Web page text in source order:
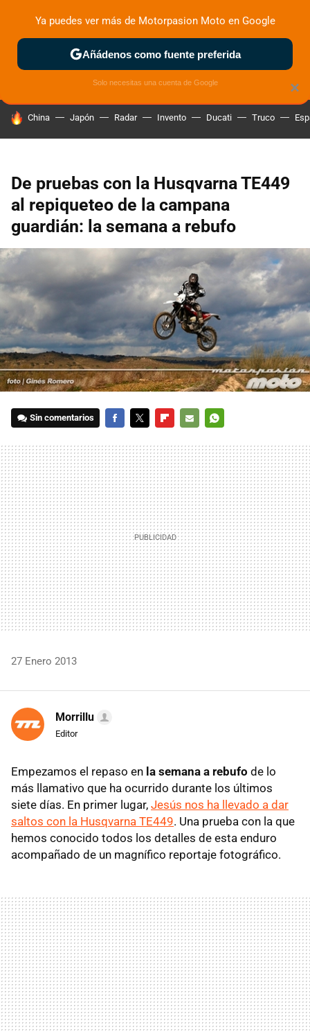
ZONA DE PRUEBAS DEPORTIVAS MOTOS ELÉCTRICAS
HOY SE HABLA DE
China Japón Radar Invento Ducati Truco
De pruebas con la Husqvarna TE449
al repiqueteo de la campana
guardián: la semana a rebufo
Sin comentarios
MAIL
27 Enero 2013
Morrillu
Editor
Empezamos el repaso en la semana a rebufo de lo
más llamativo que ha ocurrido durante los últimos
siete días. En primer lugar, Jesús nos ha llevado a dar
saltos con la Husqvarna TE449. Una prueba con la que
hemos conocido todos los detalles de esta enduro
acompañado de un magnífico reportaje fotográfico.
×
Ya puedes ver más de Motorpasion Moto en Google
Añádenos como fuente preferida
Solo necesitas una cuenta de Google